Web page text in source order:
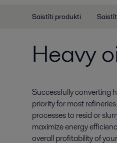
Saistīti produkti
Heavy
Successfully converting
priority for most
processes to resid or
maximize energy
overall profitability of